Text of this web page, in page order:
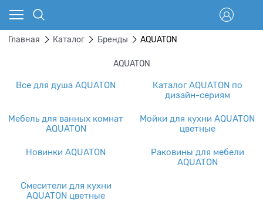
Главная Каталог Бренды AQUATON
AQUATON
Все для душа AQUATON
Каталог AQUATON по
дизайн-сериям
Мебель для ванных комнат
AQUATON
Мойки для кухни AQUATON
цветные
Новинки AQUATON
Раковины для мебели
AQUATON
Смесители для кухни
AQUATON цветные